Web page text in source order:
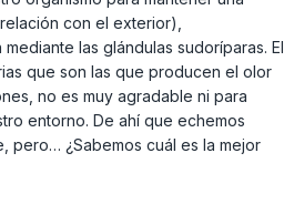
con el exterior),
las glándulas sudoríparas. El
que son las que producen el olor
no es muy agradable ni para
entorno. De ahí que echemos
pero… ¿Sabemos cuál es la mejor